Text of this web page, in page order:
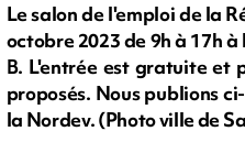
Le salon de l'emploi de la
octobre 2023 de 9h à 17h
B. L'entrée est gratuite et
proposés. Nous publions
la Nordev. (Photo ville de